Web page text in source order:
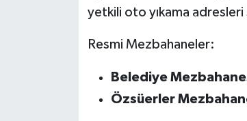
yetkili oto yıkama adresleri
Resmi Mezbahaneler:
Belediye
Özsüerler